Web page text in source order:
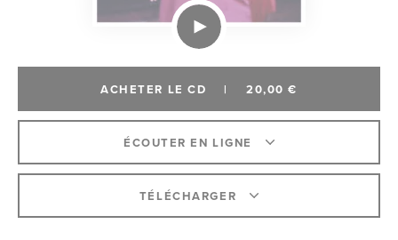
ACHETER LE CD | 20,00 €
ÉCOUTER EN LIGNE
TÉLÉCHARGER